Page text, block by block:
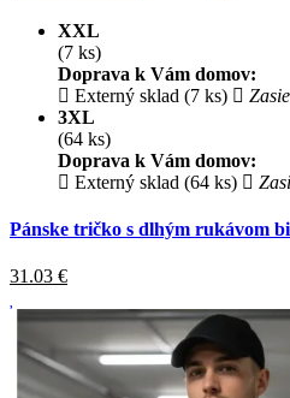
XXL
(7 ks)
Doprava k Vám domov:
Externý sklad (7 ks)
3XL
(64 ks)
Doprava k Vám domov:
Externý sklad (64 ks)
Pánske tričko s dlhým rukávom
31.03 €